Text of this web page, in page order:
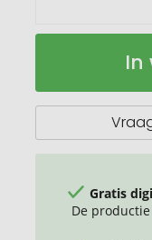
Bamboe
oplader
Op
In
Gratis
De